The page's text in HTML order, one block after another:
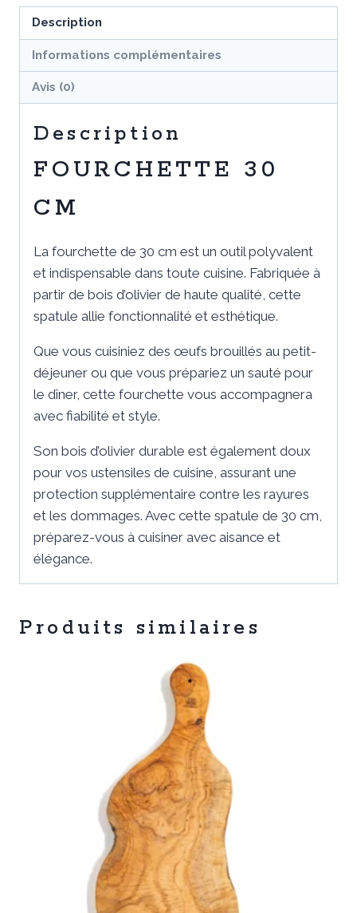
Description
Informations complémentaires
Avis (0)
Description
FOURCHETTE 30
CM
La fourchette de 30 cm est un outil polyvalent
et indispensable dans toute cuisine. Fabriquée à
partir de bois d’olivier de haute qualité, cette
spatule allie fonctionnalité et esthétique.
Que vous cuisiniez des œufs brouillés au petit-
déjeuner ou que vous prépariez un sauté pour
le dîner, cette fourchette vous accompagnera
avec fiabilité et style.
Son bois d’olivier durable est également doux
pour vos ustensiles de cuisine, assurant une
protection supplémentaire contre les rayures
et les dommages. Avec cette spatule de 30 cm,
préparez-vous à cuisiner avec aisance et
élégance.
Produits similaires